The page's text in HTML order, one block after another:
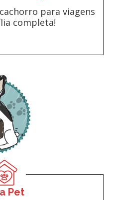
para viagens
completa!
Pet